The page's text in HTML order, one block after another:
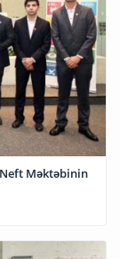
Məktəbinin